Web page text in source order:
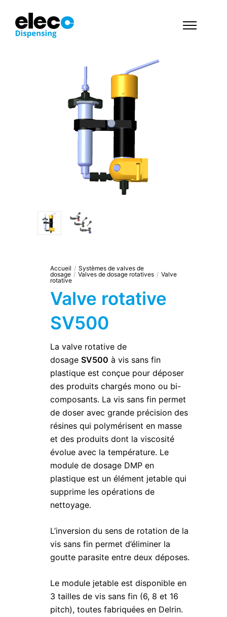
Accueil / Systèmes de valves de
dosage / Valves de dosage rotatives / Valve
rotative
Valve rotative
SV500
La valve rotative de
dosage SV500 à vis sans fin
plastique est conçue pour déposer
des produits chargés mono ou bi-
composants. La vis sans fin permet
de doser avec grande précision des
résines qui polymérisent en masse
et des produits dont la viscosité
évolue avec la température. Le
module de dosage DMP en
plastique est un élément jetable qui
supprime les opérations de
nettoyage.
L’inversion du sens de rotation de la
vis sans fin permet d’éliminer la
goutte parasite entre deux déposes.
Le module jetable est disponible en
3 tailles de vis sans fin (6, 8 et 16
pitch), toutes fabriquées en Delrin.